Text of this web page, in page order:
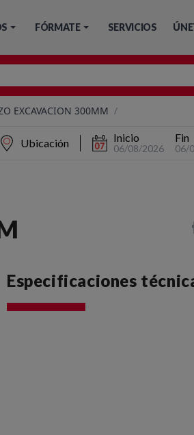
FÓRMATE SERVICIOS
EXCAVACION 300MM /
Ubicación Inicio
06/08/2026
Fin
06/
Especificaciones